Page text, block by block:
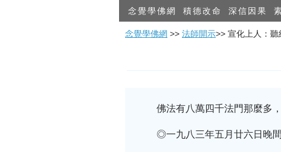
念覺學佛網 積德改命 深信因果
念覺學佛網 >> 法師開示>> 宣化上人：
佛法有八萬四千法門那麼多
◎一九八三年五月廿六日晚